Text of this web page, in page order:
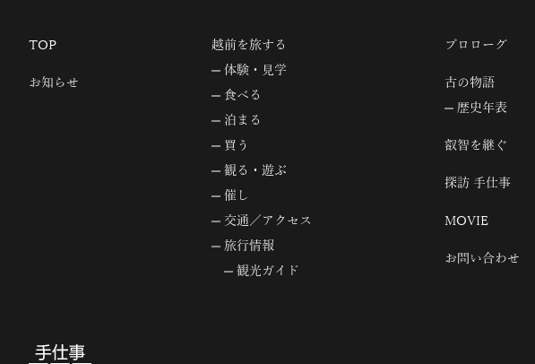
TOP
お知らせ
越前を旅する
体験・見学
食べる
泊まる
買う
観る・遊ぶ
催し
交通／アクセス
旅行情報
観光ガイド
プロローグ
古の物語
歴史年表
叡智を継ぐ
探訪 手仕事
MOVIE
お問い合わせ